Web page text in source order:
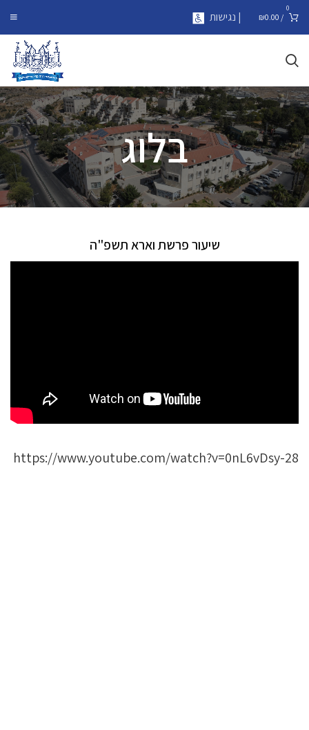
0
/
₪0.00 | נגישות
בלוג
שיעור פרשת וארא תשפ"ה
https://www.youtube.com/watch?v=0nL6vDsy-28